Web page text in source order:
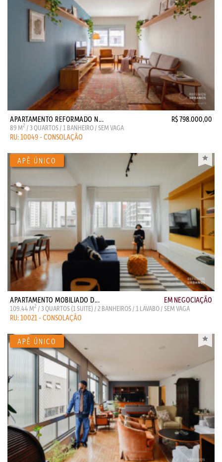
APARTAMENTO REFORMADO N... R$ 798.000,00
89 M2 / 3 QUARTOS / 1 BANHEIRO / SEM VAGA
RU: 10049 - CONSOLAÇÃO
APARTAMENTO MOBILIADO D... EM NEGOCIAÇÃO
109.44 M2 / 3 QUARTOS (1 SUITE) / 2 BANHEIROS / 1 LAVABO / SEM VAGA
RU: 10021 - CONSOLAÇÃO